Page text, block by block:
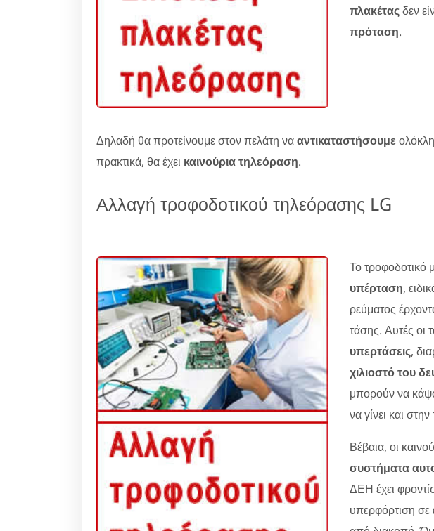
πλακέταςδεν
πρόταση.
Δηλαδή θα προτείνουμε στον πελάτη νααντικαταστήσουμε
πρακτικά, θα έχει καινούρια τηλεόραση.
Αλλαγή τροφοδοτικού τηλεόρασης LG
Το τροφοδοτικό
υπέρταση,
ρεύματος
τάσης. Αυτές οι
υπερτάσεις,
χιλιοστό του
μπορούν να
να γίνει και
Βέβαια, οι
συστήματα
ΔΕΗ έχει
υπερφόρτιση